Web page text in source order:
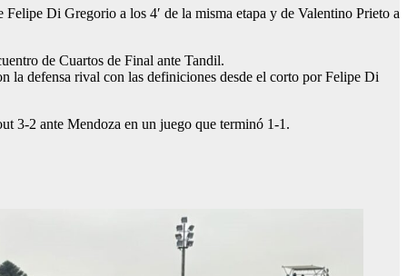
Di Gregorio a los 4′ de la misma etapa y de Valentino Prieto a
de Cuartos de Final ante Tandil.
la defensa rival con las definiciones desde el corto por Felipe Di
3-2 ante Mendoza en un juego que terminó 1-1.